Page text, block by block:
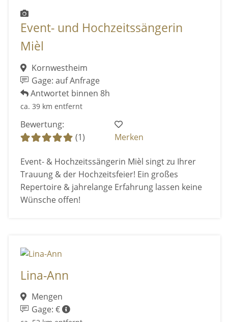
Event- und Hochzeitssängerin
Mièl
Kornwestheim
Gage: auf Anfrage
Antwortet binnen 8h
ca. 39 km entfernt
Bewertung:
(1)
Merken
Event- & Hochzeitssängerin Mièl singt zu Ihrer
Trauung & der Hochzeitsfeier! Ein großes
Repertoire & jahrelange Erfahrung lassen keine
Wünsche offen!
Lina-Ann
Mengen
Gage: €